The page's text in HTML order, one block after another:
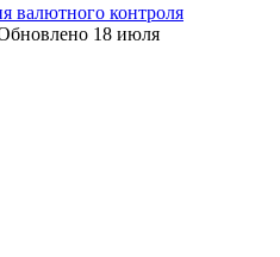
валютного контроля
18 июля